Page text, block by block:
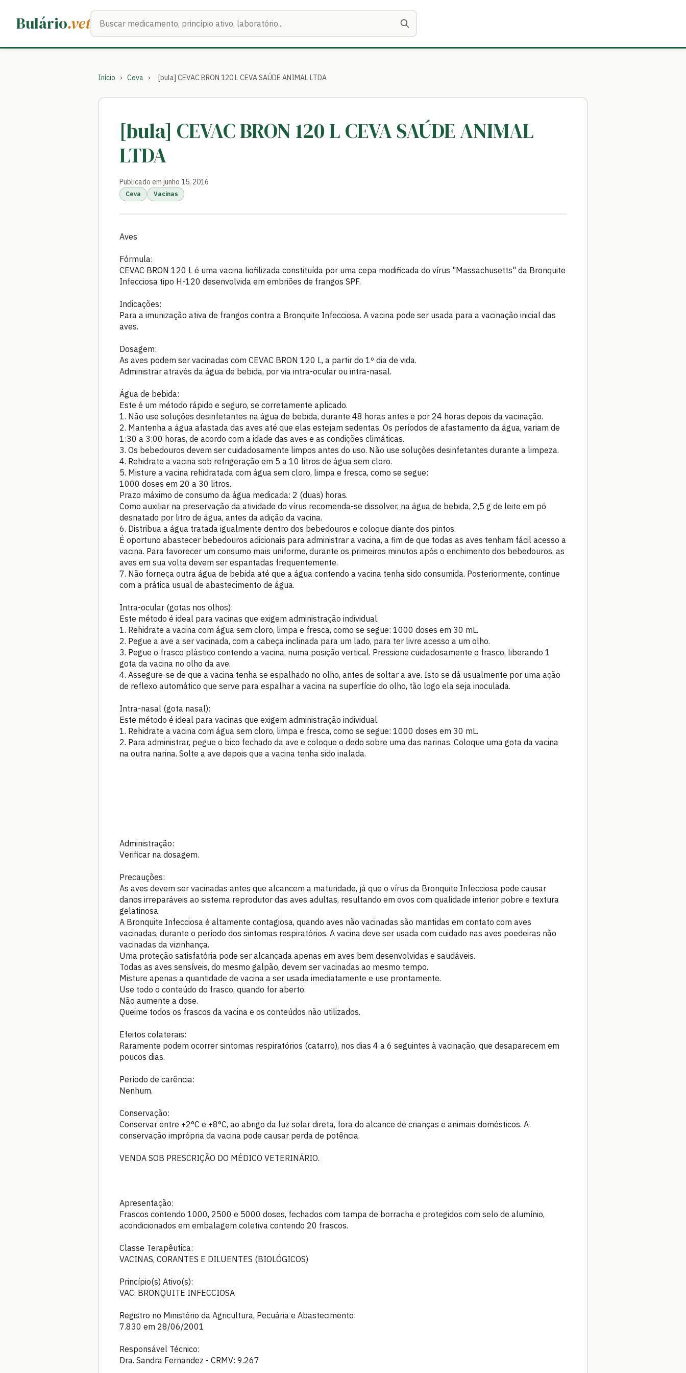
Bulário.vetBuscar medicamentos
Início › Ceva › [bula] CEVAC BRON 120 L CEVA SAÚDE ANIMAL LTDA
[bula] CEVAC BRON 120 L CEVA SAÚDE ANIMAL
LTDA
Publicado em junho 15, 2016
Ceva Vacinas
Aves
Fórmula:
CEVAC BRON 120 L é uma vacina liofilizada constituída por uma cepa modificada do vírus "Massachusetts" da Bronquite
Infecciosa tipo H-120 desenvolvida em embriões de frangos SPF.
Indicações:
Para a imunização ativa de frangos contra a Bronquite Infecciosa. A vacina pode ser usada para a vacinação inicial das
aves.
Dosagem:
As aves podem ser vacinadas com CEVAC BRON 120 L, a partir do 1º dia de vida.
Administrar através da água de bebida, por via intra-ocular ou intra-nasal.
Água de bebida:
Este é um método rápido e seguro, se corretamente aplicado.
1. Não use soluções desinfetantes na água de bebida, durante 48 horas antes e por 24 horas depois da vacinação.
2. Mantenha a água afastada das aves até que elas estejam sedentas. Os períodos de afastamento da água, variam de
1:30 a 3:00 horas, de acordo com a idade das aves e as condições climáticas.
3. Os bebedouros devem ser cuidadosamente limpos antes do uso. Não use soluções desinfetantes durante a limpeza.
4. Rehidrate a vacina sob refrigeração em 5 a 10 litros de água sem cloro.
5. Misture a vacina rehidratada com água sem cloro, limpa e fresca, como se segue:
1000 doses em 20 a 30 litros.
Prazo máximo de consumo da água medicada: 2 (duas) horas.
Como auxiliar na preservação da atividade do vírus recomenda-se dissolver, na água de bebida, 2,5 g de leite em pó
desnatado por litro de água, antes da adição da vacina.
6. Distribua a água tratada igualmente dentro dos bebedouros e coloque diante dos pintos.
É oportuno abastecer bebedouros adicionais para administrar a vacina, a fim de que todas as aves tenham fácil acesso a
vacina. Para favorecer um consumo mais uniforme, durante os primeiros minutos após o enchimento dos bebedouros, as
aves em sua volta devem ser espantadas frequentemente.
7. Não forneça outra água de bebida até que a água contendo a vacina tenha sido consumida. Posteriormente, continue
com a prática usual de abastecimento de água.
Intra-ocular (gotas nos olhos):
Este método é ideal para vacinas que exigem administração individual.
1. Rehidrate a vacina com água sem cloro, limpa e fresca, como se segue: 1000 doses em 30 mL.
2. Pegue a ave a ser vacinada, com a cabeça inclinada para um lado, para ter livre acesso a um olho.
3. Pegue o frasco plástico contendo a vacina, numa posição vertical. Pressione cuidadosamente o frasco, liberando 1
gota da vacina no olho da ave.
4. Assegure-se de que a vacina tenha se espalhado no olho, antes de soltar a ave. Isto se dá usualmente por uma ação
de reflexo automático que serve para espalhar a vacina na superfície do olho, tão logo ela seja inoculada.
Intra-nasal (gota nasal):
Este método é ideal para vacinas que exigem administração individual.
1. Rehidrate a vacina com água sem cloro, limpa e fresca, como se segue: 1000 doses em 30 mL.
2. Para administrar, pegue o bico fechado da ave e coloque o dedo sobre uma das narinas. Coloque uma gota da vacina
na outra narina. Solte a ave depois que a vacina tenha sido inalada.
Administração:
Verificar na dosagem.
Precauções:
As aves devem ser vacinadas antes que alcancem a maturidade, já que o vírus da Bronquite Infecciosa pode causar
danos irreparáveis ao sistema reprodutor das aves adultas, resultando em ovos com qualidade interior pobre e textura
gelatinosa.
A Bronquite Infecciosa é altamente contagiosa, quando aves não vacinadas são mantidas em contato com aves
vacinadas, durante o período dos sintomas respiratórios. A vacina deve ser usada com cuidado nas aves poedeiras não
vacinadas da vizinhança.
Uma proteção satisfatória pode ser alcançada apenas em aves bem desenvolvidas e saudáveis.
Todas as aves sensíveis, do mesmo galpão, devem ser vacinadas ao mesmo tempo.
Misture apenas a quantidade de vacina a ser usada imediatamente e use prontamente.
Use todo o conteúdo do frasco, quando for aberto.
Não aumente a dose.
Queime todos os frascos da vacina e os conteúdos não utilizados.
Efeitos colaterais:
Raramente podem ocorrer sintomas respiratórios (catarro), nos dias 4 a 6 seguintes à vacinação, que desaparecem em
poucos dias.
Período de carência:
Nenhum.
Conservação:
Conservar entre +2°C e +8°C, ao abrigo da luz solar direta, fora do alcance de crianças e animais domésticos. A
conservação imprópria da vacina pode causar perda de potência.
VENDA SOB PRESCRIÇÃO DO MÉDICO VETERINÁRIO.
Apresentação:
Frascos contendo 1000, 2500 e 5000 doses, fechados com tampa de borracha e protegidos com selo de alumínio,
acondicionados em embalagem coletiva contendo 20 frascos.
Classe Terapêutica:
VACINAS, CORANTES E DILUENTES (BIOLÓGICOS)
Princípio(s) Ativo(s):
VAC. BRONQUITE INFECCIOSA
Registro no Ministério da Agricultura, Pecuária e Abastecimento:
7.830 em 28/06/2001
Responsável Técnico:
Dra. Sandra Fernandez - CRMV: 9.267